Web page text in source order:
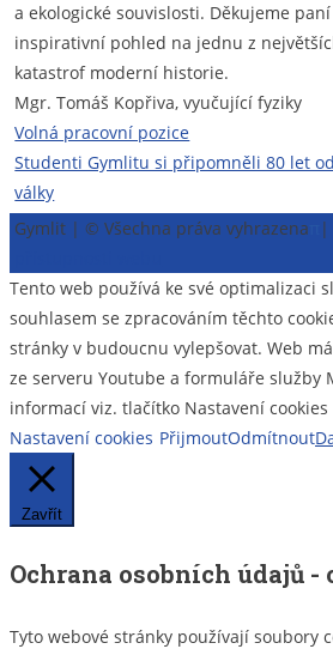
a ekologické souvislosti. Děkujeme
inspirativní pohled na jednu z
katastrof moderní historie.
Mgr. Tomáš Kopřiva, vyučující fyziky
Navigace
pro
příspěvek
Volná pracovní pozice
Studenti Gymlitu si připomněli 80 let
války
Gymlit | © Všechna práva vyhrazena
|
Tento web používá ke své optimalizaci
souhlasem se zpracováním těchto
stránky v budoucnu vylepšovat. Web
ze serveru Youtube a formuláře služby
informací viz. tlačítko Nastavení cookies
Nastavení cookies PřijmoutOdmítnout
Zavřít
Ochrana osobních údajů -
Tyto webové stránky používají soubory